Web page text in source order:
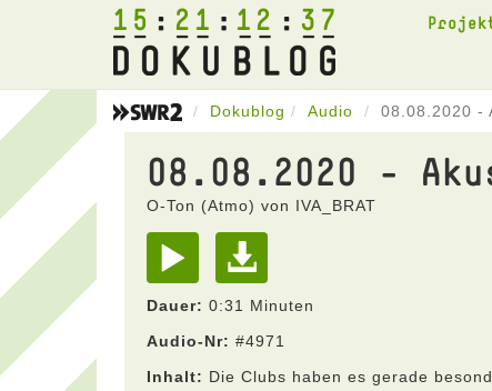
15 21 12 37
Dokublog Audio 08.08.2020 -
08.08.2020 -
O-Ton (Atmo) von IVA_BRAT
Dauer: 0:31 Minuten
Audio-Nr: #4971
Inhalt: Die Clubs haben es gerade